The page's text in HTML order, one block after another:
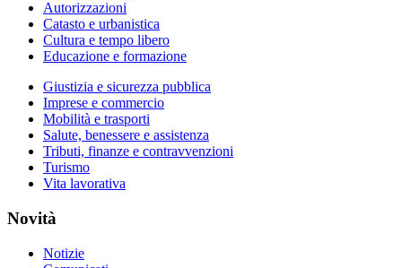
Autorizzazioni
Catasto e urbanistica
Cultura e tempo libero
Educazione e formazione
Giustizia e sicurezza pubblica
Imprese e commercio
Mobilità e trasporti
Salute, benessere e assistenza
Tributi, finanze e contravvenzioni
Turismo
Vita lavorativa
Novità
Notizie